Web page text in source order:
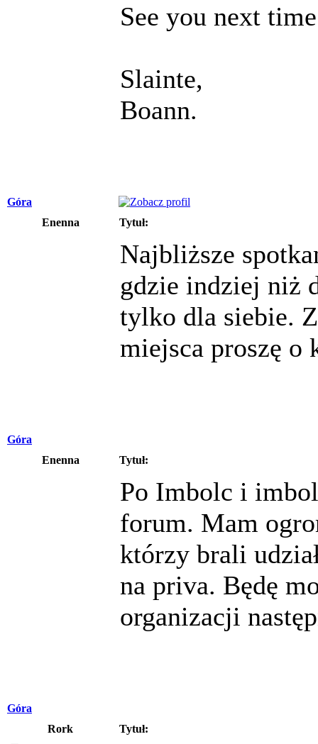
See you next
Slainte,
Boann.
Góra
Enenna
Tytuł:
Najbliższe
gdzie indziej niż
tylko dla siebie.
miejsca proszę o
Góra
Enenna
Tytuł:
Po Imbolc i
forum. Mam
którzy brali
na priva. Będę
organizacji
Góra
Rork
Tytuł: